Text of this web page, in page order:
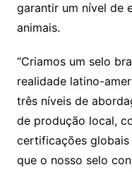
garantir um nível de
animais.
“Criamos um selo
realidade latino-
três níveis de
de produção local,
certificações globais
que o nosso selo